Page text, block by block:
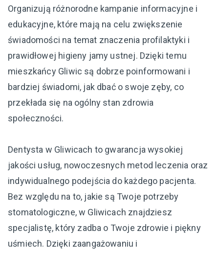
Organizują różnorodne kampanie informacyjne i
edukacyjne, które mają na celu zwiększenie
świadomości na temat znaczenia profilaktyki i
prawidłowej higieny jamy ustnej. Dzięki temu
mieszkańcy Gliwic są dobrze poinformowani i
bardziej świadomi, jak dbać o swoje zęby, co
przekłada się na ogólny stan zdrowia
społeczności.
Dentysta w Gliwicach to gwarancja wysokiej
jakości usług, nowoczesnych metod leczenia oraz
indywidualnego podejścia do każdego pacjenta.
Bez względu na to, jakie są Twoje potrzeby
stomatologiczne, w Gliwicach znajdziesz
specjalistę, który zadba o Twoje zdrowie i piękny
uśmiech. Dzięki zaangażowaniu i